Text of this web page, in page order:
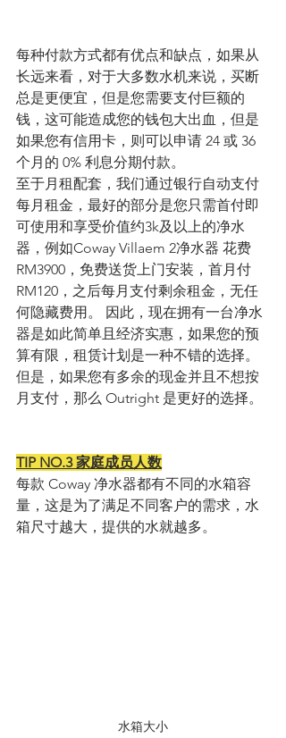
每种付款方式都有优点和缺点，如果从
长远来看，对于大多数水机来说，买断
总是更便宜，但是您需要支付巨额的
钱，这可能造成您的钱包大出血，但是
如果您有信用卡，则可以申请 24 或 36
个月的 0% 利息分期付款。
至于月租配套，我们通过银行自动支付
每月租金，最好的部分是您只需首付即
可使用和享受价值约3k及以上的净水
器，例如Coway Villaem 2净水器 花费
RM3900，免费送货上门安装，首月付
RM120，之后每月支付剩余租金，无任
何隐藏费用。 因此，现在拥有一台净水
器是如此简单且经济实惠，如果您的预
算有限，租赁计划是一种不错的选择。
但是，如果您有多余的现金并且不想按
月支付，那么 Outright 是更好的选择。
TIP NO.3 家庭成员人数
每款 Coway 净水器都有不同的水箱容
量，这是为了满足不同客户的需求，水
箱尺寸越大，提供的水就越多。
水箱大小